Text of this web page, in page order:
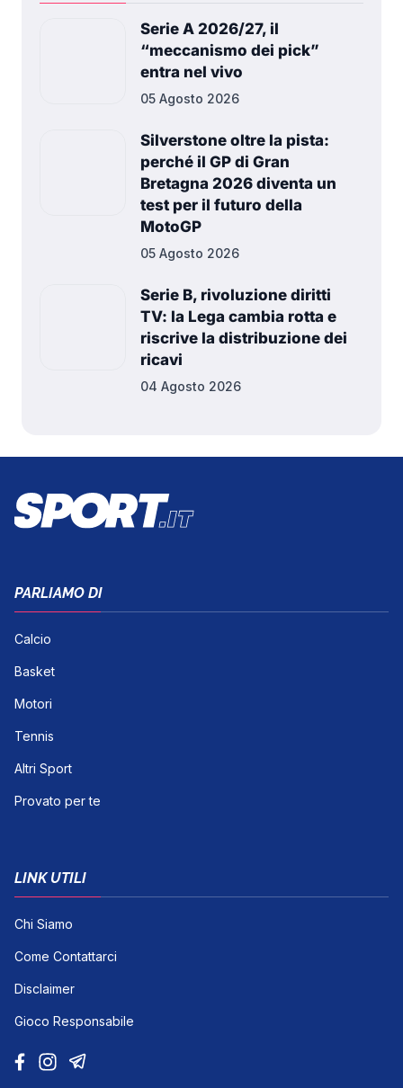
Serie A 2026/27, il
“meccanismo dei pick”
entra nel vivo
05 Agosto 2026
Silverstone oltre la pista:
perché il GP di Gran
Bretagna 2026 diventa un
test per il futuro della
MotoGP
05 Agosto 2026
Serie B, rivoluzione diritti
TV: la Lega cambia rotta e
riscrive la distribuzione dei
ricavi
04 Agosto 2026
PARLIAMO DI
Calcio
Basket
Motori
Tennis
Altri Sport
Provato per te
LINK UTILI
Chi Siamo
Come Contattarci
Disclaimer
Gioco Responsabile